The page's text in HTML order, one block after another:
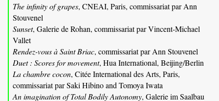
The infinity of grapes, CNEAI, Paris, commissariat par Ann
Stouvenel
Sunset, Galerie de Rohan, commissariat par Vincent-Michael
Vallet
Rendez-vous à Saint Briac, commissariat par Ann Stouvenel
Duet : Scores for movement, Hua International, Beijing/Berlin
La chambre cocon, Citée International des Arts, Paris,
commissariat par Saki Hibino and Tomoya Iwata
An imagination of Total Bodily Autonomy, Galerie im Saalbau